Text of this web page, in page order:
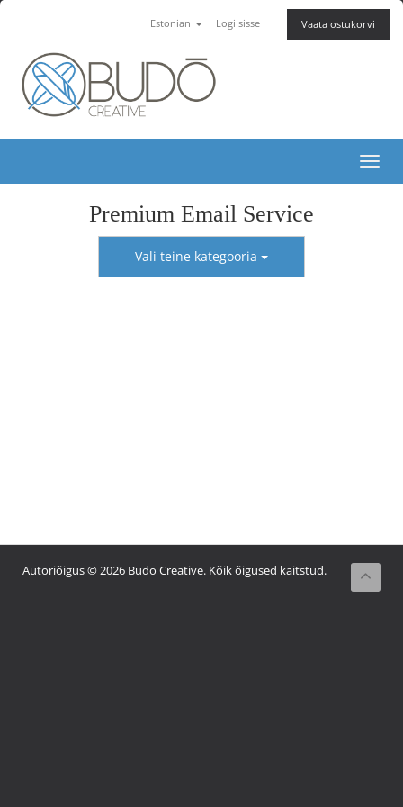
Estonian Logi sisse Vaata ostukorvi
Premium Email Service
Vali teine kategooria
Autoriõigus © 2026 Budo Creative. Kõik õigused kaitstud.